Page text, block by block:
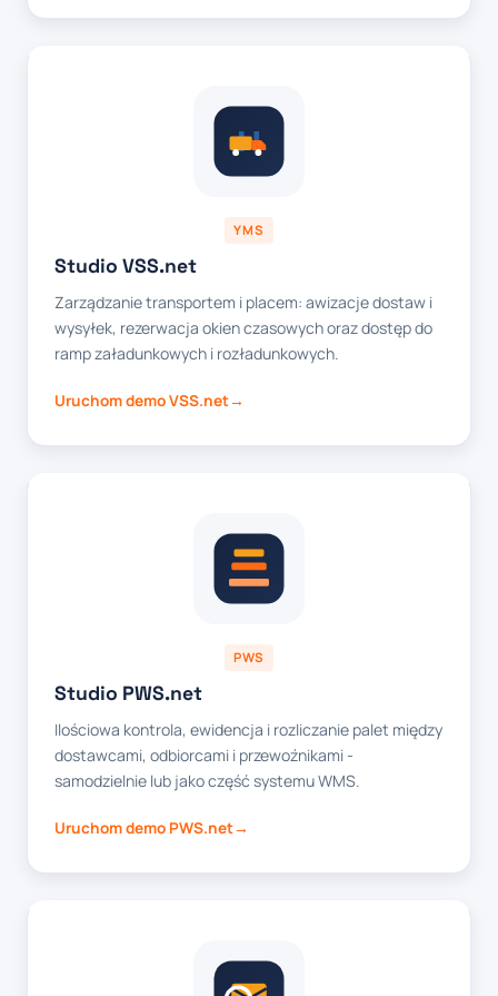
YMS
Studio VSS.net
Zarządzanie transportem i placem: awizacje dostaw i
wysyłek, rezerwacja okien czasowych oraz dostęp do
ramp załadunkowych i rozładunkowych.
Uruchom demo VSS.net
PWS
Studio PWS.net
Ilościowa kontrola, ewidencja i rozliczanie palet między
dostawcami, odbiorcami i przewoźnikami -
samodzielnie lub jako część systemu WMS.
Uruchom demo PWS.net